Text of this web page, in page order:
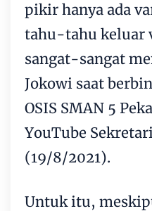
pikir hanya ada
tahu-tahu keluar
sangat-sangat
Jokowi saat
OSIS SMAN 5
YouTube
(19/8/2021).
Untuk itu,